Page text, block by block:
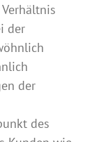
der
der
des